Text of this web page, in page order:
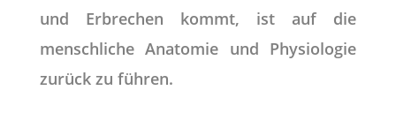
und Erbrechen kommt, ist auf die
menschliche Anatomie und Physiologie
zurück zu führen.